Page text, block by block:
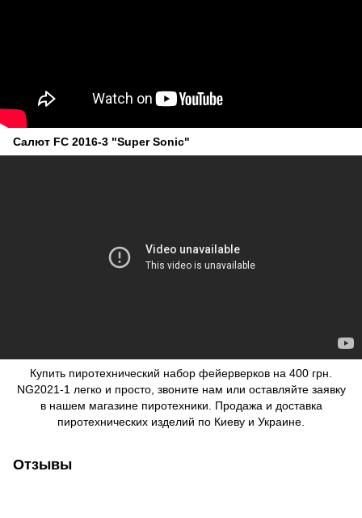
Салют FC 2016-3 "Super Sonic"
Купить пиротехнический набор фейерверков на 400 грн.
NG2021-1 легко и просто, звоните нам или оставляйте заявку
в нашем магазине пиротехники . Продажа и доставка
пиротехнических изделий по Киеву и Украине.
Отзывы